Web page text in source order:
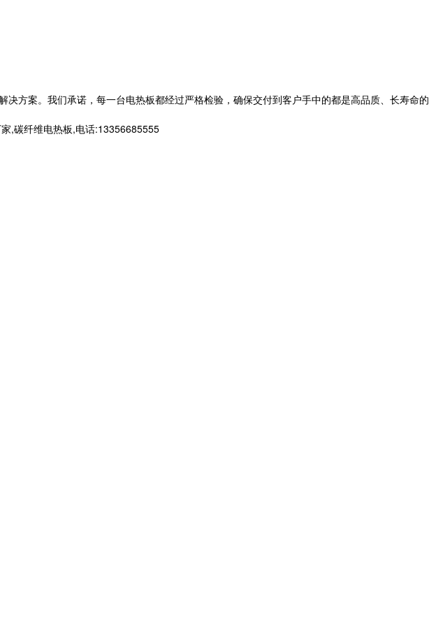
方案。我们承诺，每一台电热板都经过严格检验，确保交付到客户手中的都是高品质、长寿命的
,碳纤维电热板,电话:13356685555